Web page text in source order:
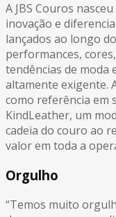
A JBS Couros
inovação e
lançados ao longo
performances,
tendências de moda
altamente exigente.
como referência em
KindLeather, um
cadeia do couro ao
valor em toda a
Orgulho
“Temos muito